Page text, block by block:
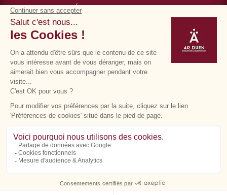
ÉTABLISSEMENTS
Politique de vie privée
CGV